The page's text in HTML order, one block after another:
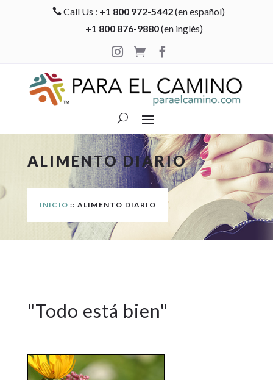
 Call Us : +1 800 972-5442(en español)
+1 800 876-9880(en inglés)

 
ALIMENTO DIARIO
INICIO :: ALIMENTO DIARIO
"Todo está bien"